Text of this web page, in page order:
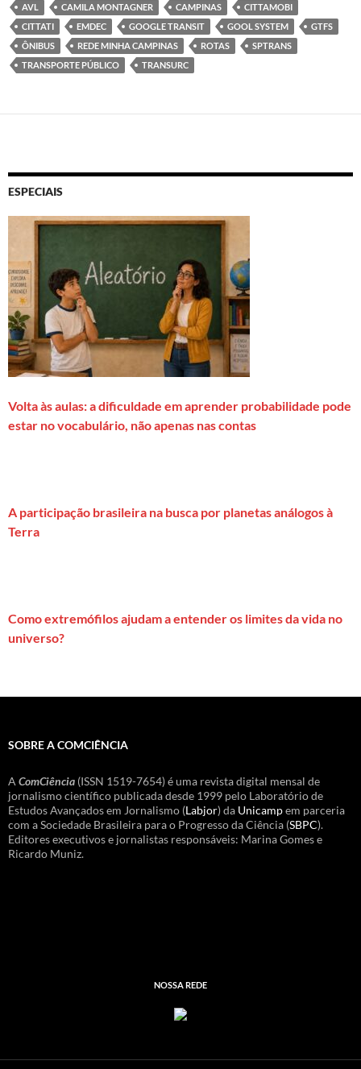
AVL CAMILA MONTAGNER CAMPINAS
CITTAMOBI
CITTATI
EMDEC GOOGLE TRANSIT GOOL SYSTEM
GTFS
ÔNIBUS
REDE MINHA CAMPINAS ROTAS
SPTRANS
TRANSPORTE PÚBLICO
TRANSURC
ESPECIAIS
Volta às aulas: a dificuldade em aprender probabilidade pode
estar no vocabulário, não apenas nas contas
A participação brasileira na busca por planetas análogos à
Terra
Como extremófilos ajudam a entender os limites da vida no
universo?
SOBRE A COMCIÊNCIA
A ComCiência (ISSN 1519-7654) é uma revista digital mensal de
jornalismo científico publicada desde 1999 pelo Laboratório de
Estudos Avançados em Jornalismo (Labjor) da Unicampem parceria
com a Sociedade Brasileira para o Progresso da Ciência (SBPC).
Editores executivos e jornalistas responsáveis: Marina Gomes e
Ricardo Muniz.
NOSSA REDE